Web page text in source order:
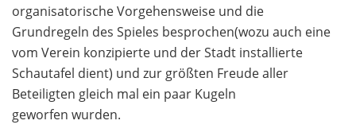
organisatorische Vorgehensweise und die
Grundregeln des Spieles besprochen(wozu auch eine
vom Verein konzipierte und der Stadt installierte
Schautafel dient) und zur größten Freude aller
Beteiligten gleich mal ein paar Kugeln
geworfen wurden.